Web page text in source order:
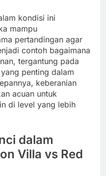
kondisi ini
mampu
pertandingan agar
contoh bagaimana
tergantung pada
penting dalam
keberanian
acuan untuk
di level yang lebih
dalam
Villa vs Red